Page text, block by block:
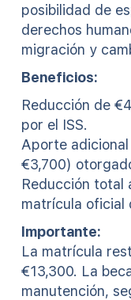
posibilidad de
derechos
migración y
Beneficios:
Reducción de
por el ISS.
Aporte
€3,700)
Reducción total
matrícula oficial
Importante:
La matrícula
€13,300. La
manutención,